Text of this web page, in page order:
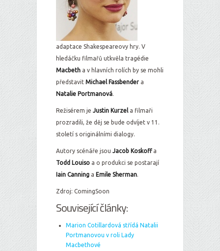
adaptace Shakespeareovy hry. V
hledáčku filmařů utkvěla tragédie
Macbeth a v hlavních rolích by se mohli
představit Michael Fassbender a
Natalie Portmanová.
Režisérem je Justin Kurzela filmaři
prozradili, že děj se bude odvíjet v 11.
století s originálními dialogy.
Autory scénáře jsou Jacob Koskoff a
Todd Louiso a o produkci se postarají
Iain Canning a Emile Sherman.
Zdroj: ComingSoon
Související články:
Marion Cotillardová střídá Natalii
Portmanovou v roli Lady
Macbethové